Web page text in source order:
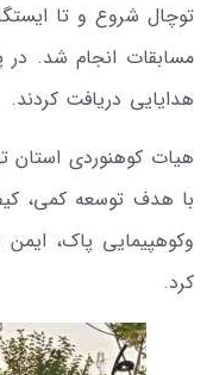
مسابقات انجام شد. در
هدایایی دریافت کردند.
هیات کوهنوردی استان
با هدف توسعه کمی،
وکوهپیمایی پاک،
کرد.